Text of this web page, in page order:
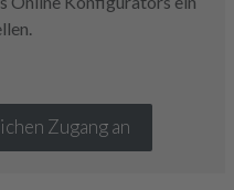
Zugang an